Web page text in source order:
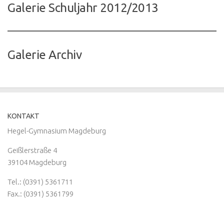
Galerie Schuljahr 2012/2013
Galerie Archiv
KONTAKT
Hegel-Gymnasium Magdeburg
Geißlerstraße 4
39104 Magdeburg
Tel.: (0391) 5361711
Fax.: (0391) 5361799